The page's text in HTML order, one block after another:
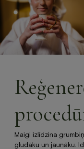
+371 67840640
info@baltvilla.lv
facebook-
instagram
Maigi izlīdzina
gludāku un jaunāku.